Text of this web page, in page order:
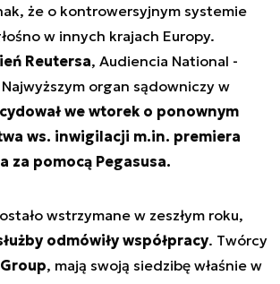
że o kontrowersyjnym systemie
w innych krajach Europy.
Reutersa, Audiencia National -
organ sądowniczy w
we wtorek o ponownym
ws. inwigilacji m.in. premiera
za pomocą Pegasusa.
wstrzymane w zeszłym roku,
odmówiły współpracy. Twórcy
, mają swoją siedzibę właśnie w